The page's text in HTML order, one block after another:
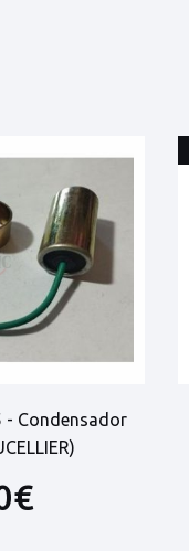
- Condensador